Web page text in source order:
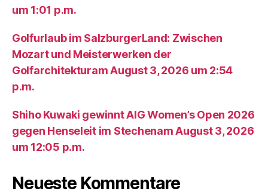
um 1:01 p.m.
Golfurlaub im SalzburgerLand: Zwischen
Mozart und Meisterwerken der
Golfarchitekturam August 3, 2026 um 2:54
p.m.
Shiho Kuwaki gewinnt AIG Women’s Open 2026
gegen Henseleit im Stechenam August 3, 2026
um 12:05 p.m.
Neueste Kommentare